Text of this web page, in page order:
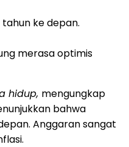
ke depan.
merasa optimis
hidup, mengungkap
bahwa
Anggaran sangat